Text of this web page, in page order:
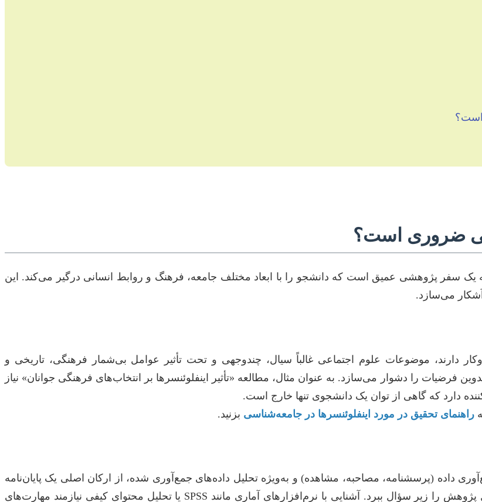
است؟
ضروری است؟
یک سفر پژوهشی عمیق است که دانشجو را با ابعاد مختلف جامعه، فرهنگ و روابط انسانی درگیر می‌کند. این
می‌سازد.
دارند، موضوعات علوم اجتماعی غالباً سیال، چندوجهی و تحت تأثیر عوامل بی‌شمار فرهنگی، تاریخی و
فرضیات را دشوار می‌سازد. به عنوان مثال، مطالعه «تأثیر اینفلوئنسرها بر انتخاب‌های فرهنگی جوانان» نیاز
دارد که گاهی از توان یک دانشجوی تنها خارج است.
راهنمای تحقیق در مورد اینفلوئنسرها در جامعه‌شناسی بزنید.
داده (پرسشنامه، مصاحبه، مشاهده) و به‌ویژه تحلیل داده‌های جمع‌آوری شده، از ارکان اصلی یک پایان‌نامه
قوی است. خطاهای روش‌شناختی یا تحلیل نادرست می‌تواند اعتبار کل پژوهش را زیر سؤال ببرد. آشنایی با نرم‌افزارهای آماری مانند SPSS یا تحلیل محتوای کیفی نیازمند مهارت‌های